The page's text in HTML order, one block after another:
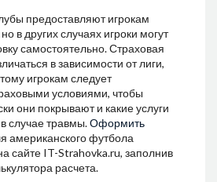
предоставляют игрокам
в других случаях игроки могут
самостоятельно. Страховая
в зависимости от лиги,
игрокам следует
условиями, чтобы
они покрывают и какие услуги
случае травмы.Оформить
американского футбола
сайте IT-Strahovka.ru, заполнив
расчета.